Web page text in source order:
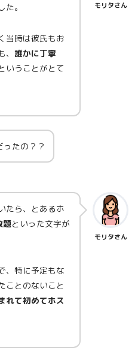
た。
当時は彼氏もお
誰かに丁寧
いうことがとて
モリタさん
ったの？？
たら、とあるホ
題といった文字が
、特に予定もな
ことのないこと
れて初めてホス
モリタさん